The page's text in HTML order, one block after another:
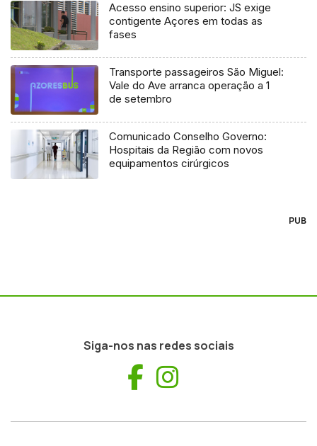
Acesso ensino superior: JS exige
contigente Açores em todas as
fases
Transporte passageiros São Miguel:
Vale do Ave arranca operação a 1
de setembro
Comunicado Conselho Governo:
Hospitais da Região com novos
equipamentos cirúrgicos
PUB
Siga-nos nas redes sociais
Facebook